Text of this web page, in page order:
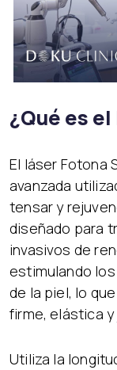
¿Qué es
El láser Fotona
avanzada
tensar y
diseñado para
invasivos de
estimulando
de la piel, lo
firme, elástica y
Utiliza la